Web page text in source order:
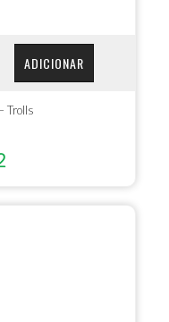
ADICIONAR
Trolls